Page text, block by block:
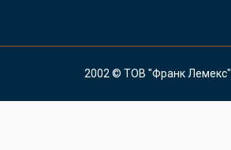
2002 © ТОВ "Франк Лемекс"